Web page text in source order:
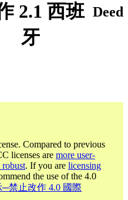
2.1 西班
牙
Deed
Compared to previous
licenses are more user-
. If you are licensing
the use of the 4.0
─禁止改作 4.0 國際